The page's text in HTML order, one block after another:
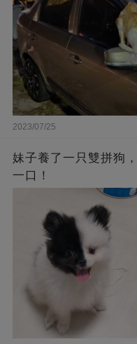
2023/07/25
妹子養了一只雙拼狗
一口！